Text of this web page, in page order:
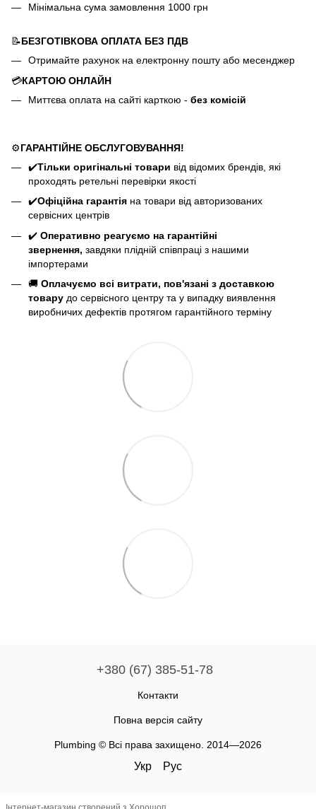
Мінімальна сума замовлення 1000 грн
📝БЕЗГОТІВКОВА ОПЛАТА БЕЗ ПДВ
Отримайте рахунок на електронну пошту або месенджер
💳КАРТОЮ ОНЛАЙН
Миттєва оплата на сайті карткою - без комісій
⚙️ГАРАНТІЙНЕ ОБСЛУГОВУВАННЯ!
✔️Тільки оригінальні товари від відомих брендів, які
проходять ретельні перевірки якості
✔️Офіційна гарантія на товари від авторизованих
сервісних центрів
✔️ Оперативно реагуємо на гарантійні
звернення, завдяки плідній співпраці з нашими
імпортерами
🚚 Оплачуємо всі витрати, пов'язані з доставкою
товару до сервісного центру та у випадку виявлення
виробничих дефектів протягом гарантійного терміну
+380 (67) 385-51-78
Контакти
Повна версія сайту
Plumbing © Всі права захищено. 2014—2026
Укр Рус